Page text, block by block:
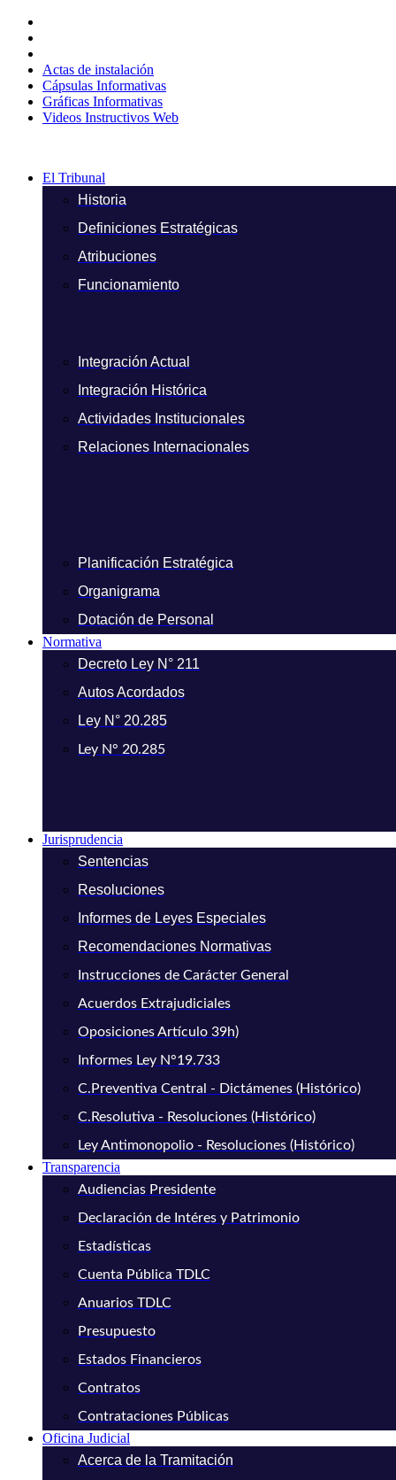
contenido
Actas de instalación
Cápsulas Informativas
Gráficas Informativas
Videos Instructivos Web
El Tribunal
Historia
Definiciones Estratégicas
Atribuciones
Funcionamiento
Integración Actual
Integración Histórica
Actividades Institucionales
Relaciones Internacionales
Planificación Estratégica
Organigrama
Dotación de Personal
Normativa
Decreto Ley N° 211
Autos Acordados
Ley N° 20.285
Ley N° 20.285
Jurisprudencia
Sentencias
Resoluciones
Informes de Leyes Especiales
Recomendaciones Normativas
Instrucciones de Carácter General
Acuerdos Extrajudiciales
Oposiciones Artículo 39h)
Informes Ley N°19.733
C.Preventiva Central - Dictámenes (Histórico)
C.Resolutiva - Resoluciones (Histórico)
Ley Antimonopolio - Resoluciones (Histórico)
Transparencia
Audiencias Presidente
Declaración de Intéres y Patrimonio
Estadísticas
Cuenta Pública TDLC
Anuarios TDLC
Presupuesto
Estados Financieros
Contratos
Contrataciones Públicas
Oficina Judicial
Acerca de la Tramitación